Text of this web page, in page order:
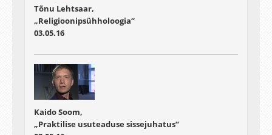
Tõnu Lehtsaar,
„Religioonipsühholoogia“
03.05.16
Kaido Soom,
„Praktilise usuteaduse sissejuhatus“